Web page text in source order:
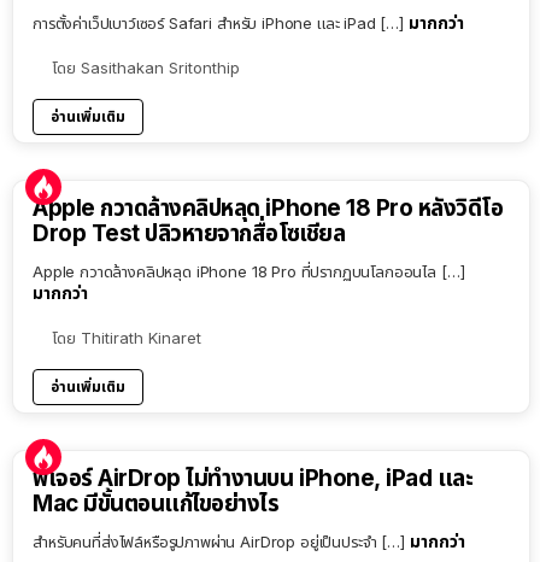
การตั้งค่าเว็ปเบาว์เซอร์ Safari สำหรับ iPhone และ iPad […] มากกว่า
โดย Sasithakan Sritonthip
อ่านเพิ่มเติม
Apple กวาดล้างคลิปหลุด iPhone 18 Pro หลังวิดีโอ
Drop Test ปลิวหายจากสื่อโซเชียล
Apple กวาดล้างคลิปหลุด iPhone 18 Pro ที่ปรากฏบนโลกออนไล […]
มากกว่า
โดย Thitirath Kinaret
อ่านเพิ่มเติม
ฟีเจอร์ AirDrop ไม่ทำงานบน iPhone, iPad และ
Mac มีขั้นตอนแก้ไขอย่างไร
สำหรับคนที่ส่งไฟล์หรือรูปภาพผ่าน AirDrop อยู่เป็นประจำ […] มากกว่า